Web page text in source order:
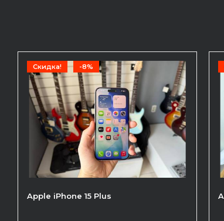
Скидка! -8%
Apple iPhone 15 Plus